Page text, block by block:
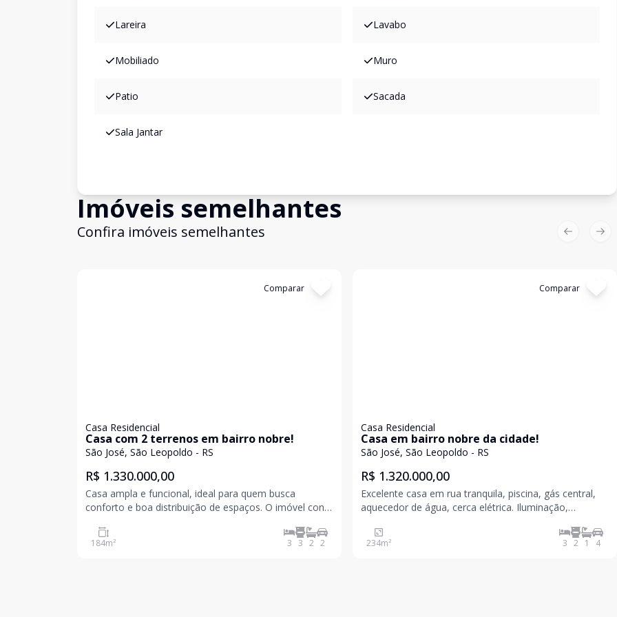
Lareira Lavabo
Mobiliado Muro
Patio Sacada
Sala Jantar
Imóveis semelhantes
Confira imóveis semelhantes
Comparar
Casa Residencial
Casa com 2 terrenos em bairro nobre!
São José, São Leopoldo - RS
R$ 1.330.000,00
Casa ampla e funcional, ideal para quem busca
conforto e boa distribuição de espaços. O imóvel conta
proporcionam ambientes distintos para estar e
convivência. Possui cozinha integrada, área de serviç
184m² 3 3 2 2
Comparar
Casa Residencial
Casa em bairro nobre da cidade!
São José, São Leopoldo - RS
R$ 1.320.000,00
Excelente casa em rua tranquila, piscina, gás central,
aquecedor de água, cerca elétrica. Iluminação,
mobiliados, 4 vagas de garagem, área privativa de 254
234m² 3 2 1 4
Previous